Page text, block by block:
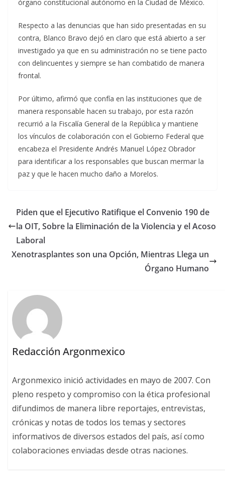
órgano constitucional autónomo en la Ciudad de México.
Respecto a las denuncias que han sido presentadas en su
contra, Blanco Bravo dejó en claro que está abierto a ser
investigado ya que en su administración no se tiene pacto
con delincuentes y siempre se han combatido de manera
frontal.
Por último, afirmó que confía en las instituciones que de
manera responsable hacen su trabajo, por esta razón
recurrió a la Fiscalía General de la República y mantiene
los vínculos de colaboración con el Gobierno Federal que
encabeza el Presidente Andrés Manuel López Obrador
para identificar a los responsables que buscan mermar la
paz y que le hacen mucho daño a Morelos.
Piden que el Ejecutivo Ratifique el Convenio 190 de
la OIT, Sobre la Eliminación de la Violencia y el Acoso
Laboral
Xenotrasplantes son una Opción, Mientras Llega un
Órgano Humano
Redacción Argonmexico
Argonmexico inició actividades en mayo de 2007. Con
pleno respeto y compromiso con la ética profesional
difundimos de manera libre reportajes, entrevistas,
crónicas y notas de todos los temas y sectores
informativos de diversos estados del país, así como
colaboraciones enviadas desde otras naciones.